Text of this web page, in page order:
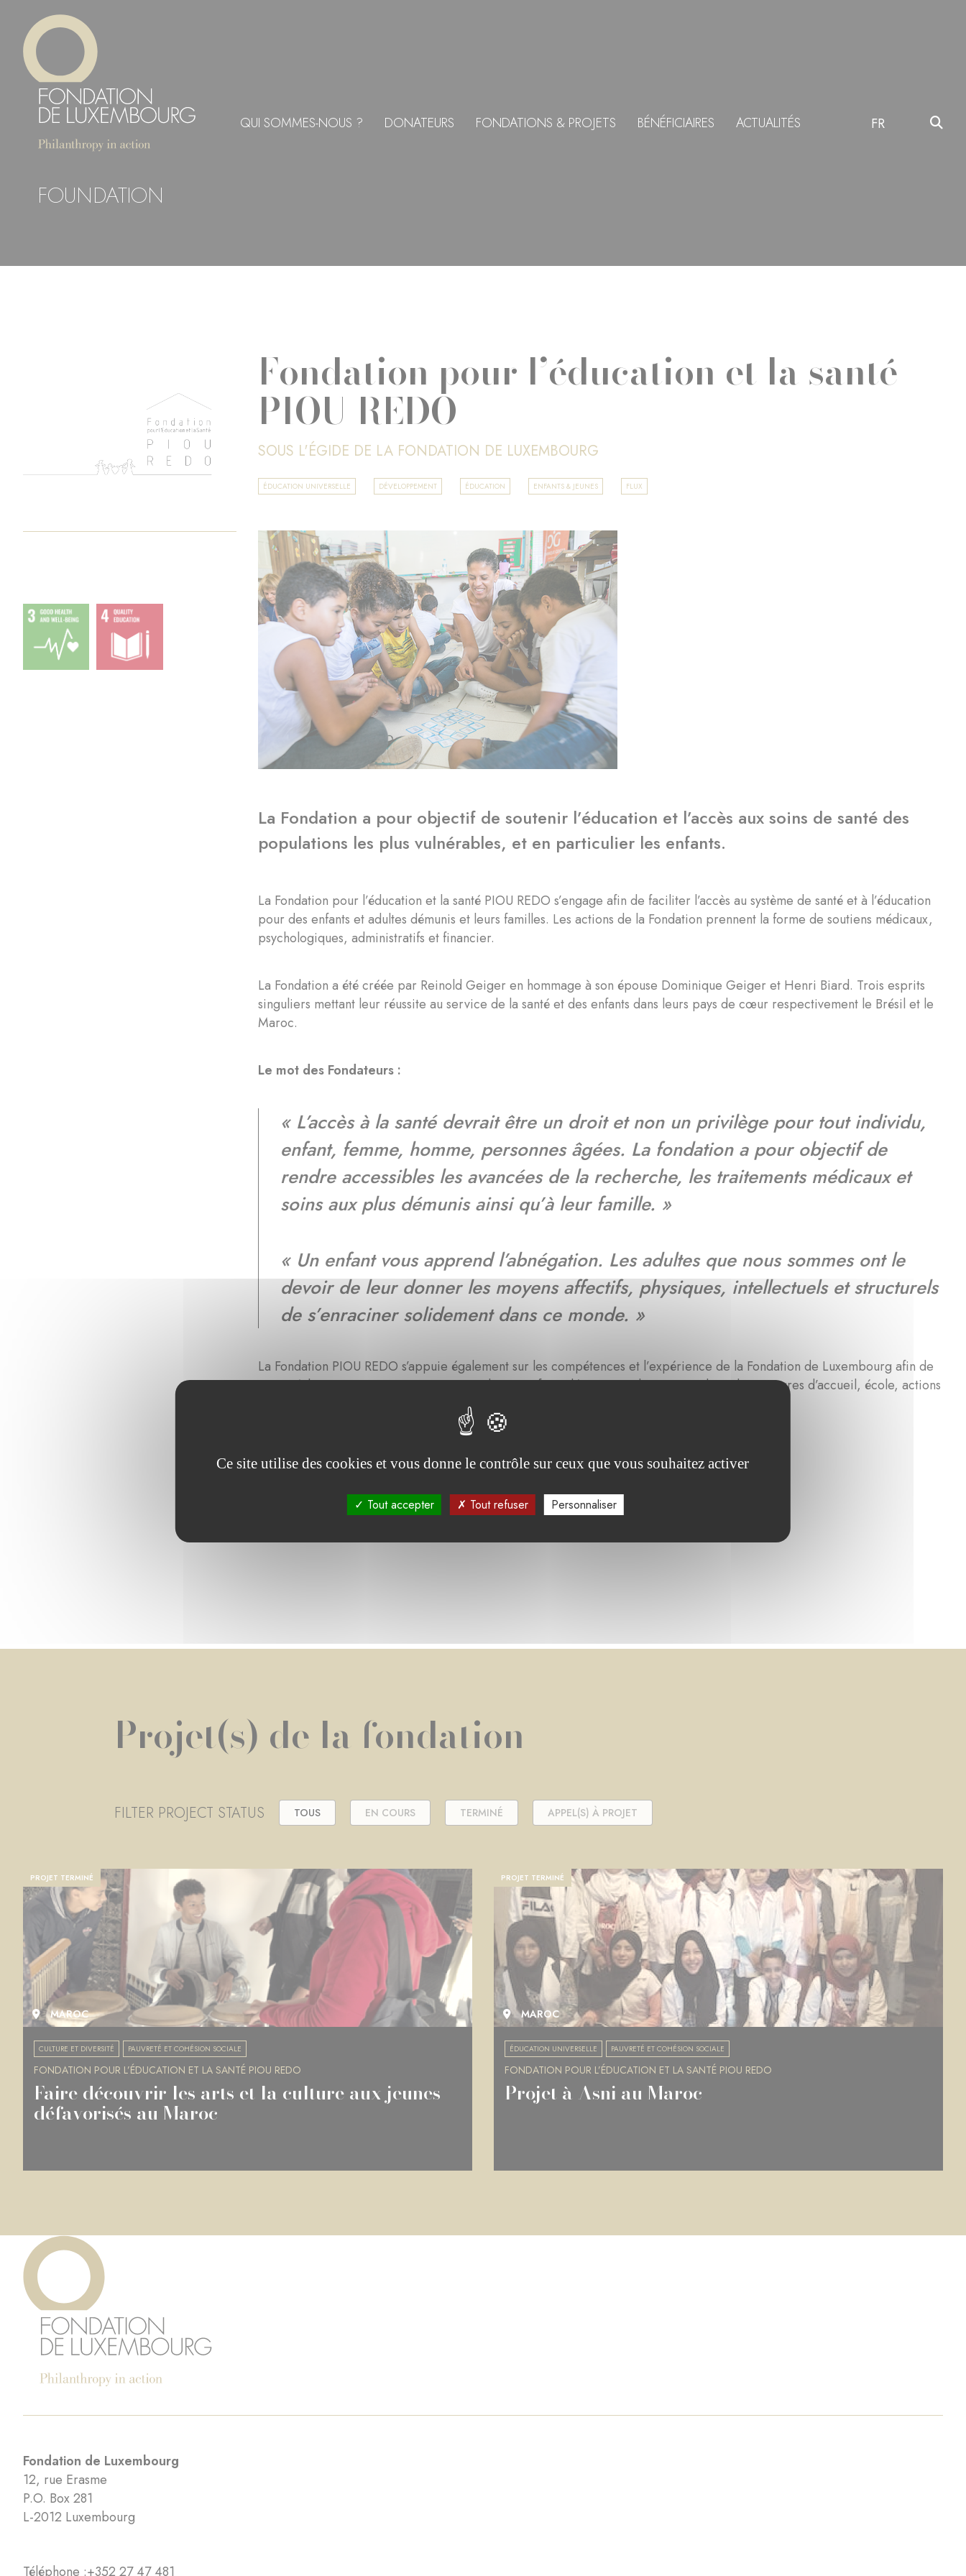
contenu
principal
QUI SOMMES-NOUS ? DONATEURS FONDATIONS & PROJETS BÉNÉFICIAIRES ACTUALITÉS FR
FOUNDATION
Fondation pour l’éducation et la santé
PIOU REDO
SOUS L'ÉGIDE DE LA FONDATION DE LUXEMBOURG
ÉDUCATION UNIVERSELLE DÉVELOPPEMENT ÉDUCATION ENFANTS & JEUNES FLUX
La Fondation a pour objectif de soutenir l’éducation et l’accès aux soins de santé des
populations les plus vulnérables, et en particulier les enfants.
La Fondation pour l’éducation et la santé PIOU REDO s’engage afin de faciliter l’accès au système de santé et à l’éducation
pour des enfants et adultes démunis et leurs familles. Les actions de la Fondation prennent la forme de soutiens médicaux,
psychologiques, administratifs et financier.
La Fondation a été créée par Reinold Geiger en hommage à son épouse Dominique Geiger et Henri Biard. Trois esprits
singuliers mettant leur réussite au service de la santé et des enfants dans leurs pays de cœur respectivement le Brésil et le
Maroc.
Le mot des Fondateurs :
« L’accès à la santé devrait être un droit et non un privilège pour tout individu,
enfant, femme, homme, personnes âgées. La fondation a pour objectif de
rendre accessibles les avancées de la recherche, les traitements médicaux et
soins aux plus démunis ainsi qu’à leur famille. »
« Un enfant vous apprend l’abnégation. Les adultes que nous sommes ont le
devoir de leur donner les moyens affectifs, physiques, intellectuels et structurels
de s’enraciner solidement dans ce monde. »
La Fondation PIOU REDO s’appuie également sur les compétences et l’expérience de la Fondation de Luxembourg afin de
mener à bien ses actions en venant en aide aux enfants démunis par la mise en place de structures d’accueil, école, actions
Parcourez le(s) projet(s) de la fondation
Projet(s) de la fondation
FILTER PROJECT STATUS TOUS EN COURS TERMINÉ APPEL(S) À PROJET
PROJET TERMINÉ
MAROC
CULTURE ET DIVERSITÉ PAUVRETÉ ET COHÉSION SOCIALE
FONDATION POUR L’ÉDUCATION ET LA SANTÉ PIOU REDO
Faire découvrir les arts et la culture aux jeunes
défavorisés au Maroc
PROJET TERMINÉ
MAROC
ÉDUCATION UNIVERSELLE PAUVRETÉ ET COHÉSION SOCIALE
FONDATION POUR L’ÉDUCATION ET LA SANTÉ PIOU REDO
Projet à Asni au Maroc
Fondation de Luxembourg
12, rue Erasme
P.O. Box 281
L-2012 Luxembourg
Téléphone :+352 27 47 481
Ce site utilise des cookies et vous donne le contrôle sur ceux que vous souhaitez activer
Tout accepter Tout refuser Personnaliser